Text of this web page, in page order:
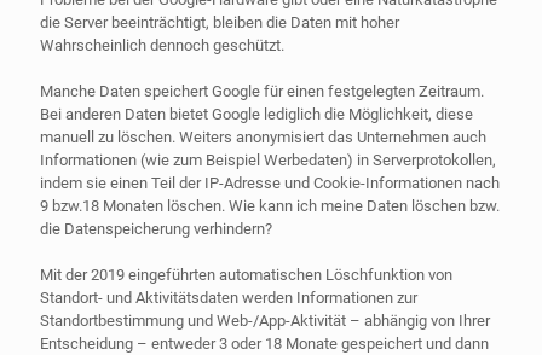
die Server beeinträchtigt, bleiben die Daten mit hoher
Wahrscheinlich dennoch geschützt.
Manche Daten speichert Google für einen festgelegten Zeitraum.
Bei anderen Daten bietet Google lediglich die Möglichkeit, diese
manuell zu löschen. Weiters anonymisiert das Unternehmen auch
Informationen (wie zum Beispiel Werbedaten) in Serverprotokollen,
indem sie einen Teil der IP-Adresse und Cookie-Informationen nach
9 bzw.18 Monaten löschen. Wie kann ich meine Daten löschen bzw.
die Datenspeicherung verhindern?
Mit der 2019 eingeführten automatischen Löschfunktion von
Standort- und Aktivitätsdaten werden Informationen zur
Standortbestimmung und Web-/App-Aktivität – abhängig von Ihrer
Entscheidung – entweder 3 oder 18 Monate gespeichert und dann